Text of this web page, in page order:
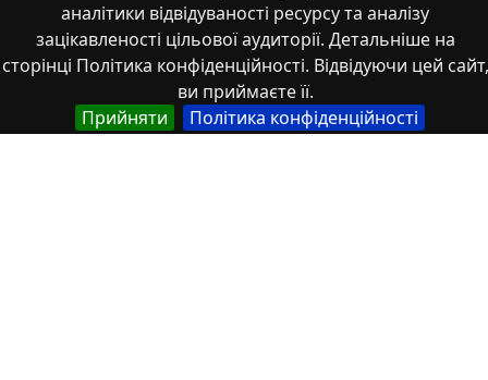
аналітики відвідуваності ресурсу та аналізу
зацікавленості цільової аудиторії. Детальніше на
сторінці Політика конфіденційності. Відвідуючи цей сайт,
ви приймаєте її.
Прийняти
Політика конфіденційності
Мова
Англійська
Англійська (США)